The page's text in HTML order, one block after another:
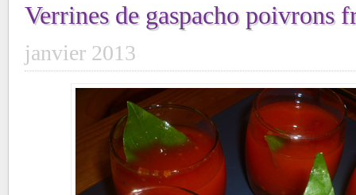
Verrines de gaspacho poivrons
janvier 2013